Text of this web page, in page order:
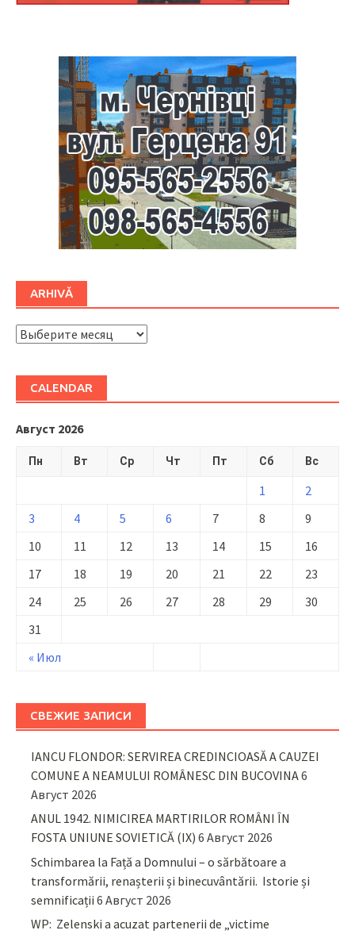
ARHIVĂ
ARHIVĂ
CALENDAR
Август 2026
Пн Вт Ср Чт Пт Сб Вс
« Июл
1
2
3
4 5 6 7 8
9
10
11 12 13 14 15
16
17
18 19 20 21 22
23
24
25 26 27 28 29
30
31
СВЕЖИЕ ЗАПИСИ
IANCU FLONDOR: SERVIREA CREDINCIOASĂ A CAUZEI
COMUNE A NEAMULUI ROMÂNESC DIN BUCOVINA6
Август 2026
ANUL 1942. NIMICIREA MARTIRILOR ROMÂNI ÎN
FOSTA UNIUNE SOVIETICĂ (IX) 6 Август 2026
Schimbarea la Față a Domnului – o sărbătoare a
transformării, renașterii și binecuvântării. Istorie și
semnificații 6 Август 2026
WP: Zelenski a acuzat partenerii de „victime